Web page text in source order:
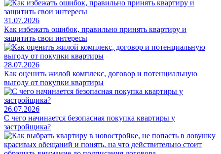
31.07.2026
Как избежать ошибок, правильно принять квартиру и
защитить свои интересы
28.07.2026
Как оценить жилой комплекс, договор и потенциальную
выгоду от покупки квартиры
26.07.2026
С чего начинается безопасная покупка квартиры у
застройщика?